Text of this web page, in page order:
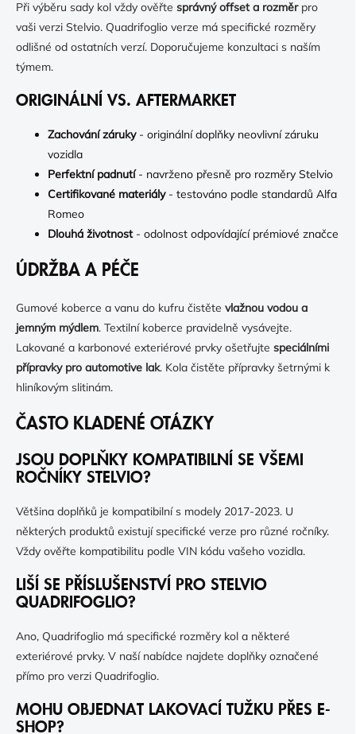
Při výběru sady kol vždy ověřte správný offset a rozměrpro
vaši verzi Stelvio. Quadrifoglio verze má specifické rozměry
odlišné od ostatních verzí. Doporučujeme konzultaci s naším
týmem.
ORIGINÁLNÍ VS. AFTERMARKET
Zachování záruky- originální doplňky neovlivní záruku
vozidla
Perfektní padnutí- navrženo přesně pro rozměry Stelvio
Certifikované materiály- testováno podle standardů Alfa
Romeo
Dlouhá životnost- odolnost odpovídající prémiové značce
ÚDRŽBA A PÉČE
Gumové koberce a vanu do kufru čistěte vlažnou vodou a
jemným mýdlem. Textilní koberce pravidelně vysávejte.
Lakované a karbonové exteriérové prvky ošetřujte speciálními
přípravky pro automotive lak. Kola čistěte přípravky šetrnými k
hliníkovým slitinám.
ČASTO KLADENÉ OTÁZKY
JSOU DOPLŇKY KOMPATIBILNÍ SE VŠEMI
ROČNÍKY STELVIO?
Většina doplňků je kompatibilní s modely 2017-2023. U
některých produktů existují specifické verze pro různé ročníky.
Vždy ověřte kompatibilitu podle VIN kódu vašeho vozidla.
LIŠÍ SE PŘÍSLUŠENSTVÍ PRO STELVIO
QUADRIFOGLIO?
Ano, Quadrifoglio má specifické rozměry kol a některé
exteriérové prvky. V naší nabídce najdete doplňky označené
přímo pro verzi Quadrifoglio.
MOHU OBJEDNAT LAKOVACÍ TUŽKU PŘES E-
SHOP?